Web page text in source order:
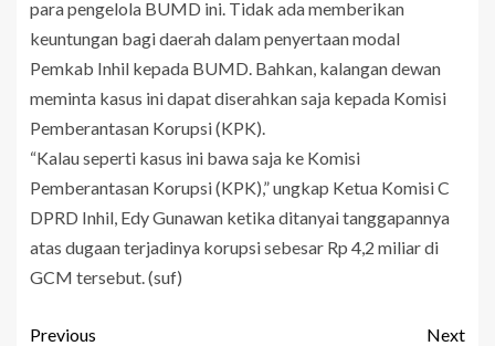
para pengelola BUMD ini. Tidak ada memberikan
keuntungan bagi daerah dalam penyertaan modal
Pemkab Inhil kepada BUMD. Bahkan, kalangan dewan
meminta kasus ini dapat diserahkan saja kepada Komisi
Pemberantasan Korupsi (KPK).
“Kalau seperti kasus ini bawa saja ke Komisi
Pemberantasan Korupsi (KPK),” ungkap Ketua Komisi C
DPRD Inhil, Edy Gunawan ketika ditanyai tanggapannya
atas dugaan terjadinya korupsi sebesar Rp 4,2 miliar di
GCM tersebut. (suf)
Previous
Next